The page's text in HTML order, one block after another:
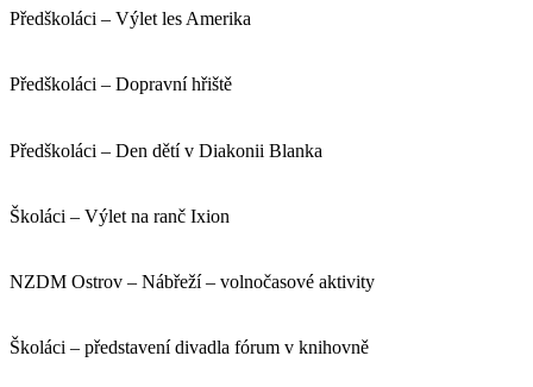
Předškoláci – Výlet les Amerika
Předškoláci – Dopravní hřiště
Předškoláci – Den dětí v Diakonii Blanka
Školáci – Výlet na ranč Ixion
NZDM Ostrov – Nábřeží – volnočasové aktivity
Školáci – představení divadla fórum v knihovně